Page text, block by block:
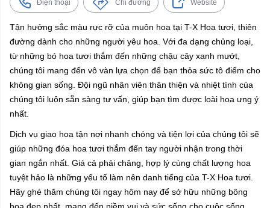
Điện thoại Chỉ đường Website
Tận hưởng sắc màu rực rỡ của muôn hoa tại T-X Hoa tươi, thiên
đường dành cho những người yêu hoa. Với đa dạng chủng loại,
từ những bó hoa tươi thắm đến những chậu cây xanh mướt,
chúng tôi mang đến vô vàn lựa chọn để bạn thỏa sức tô điểm cho
không gian sống. Đội ngũ nhân viên thân thiện và nhiệt tình của
chúng tôi luôn sẵn sàng tư vấn, giúp bạn tìm được loài hoa ưng ý
nhất.
Dịch vụ giao hoa tận nơi nhanh chóng và tiện lợi của chúng tôi sẽ
giúp những đóa hoa tươi thắm đến tay người nhận trong thời
gian ngắn nhất. Giá cả phải chăng, hợp lý cùng chất lượng hoa
tuyệt hảo là những yếu tố làm nên danh tiếng của T-X Hoa tươi.
Hãy ghé thăm chúng tôi ngay hôm nay để sở hữu những bông